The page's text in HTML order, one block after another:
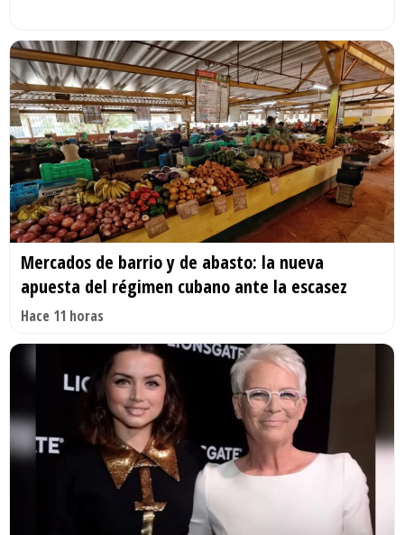
Mercados de barrio y de abasto: la nueva
apuesta del régimen cubano ante la escasez
Hace 11 horas